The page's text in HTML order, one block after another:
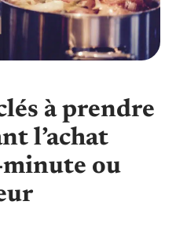
à prendre
l’achat
minute ou